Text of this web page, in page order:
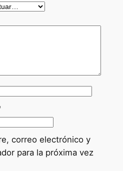
correo electrónico y
para la próxima vez